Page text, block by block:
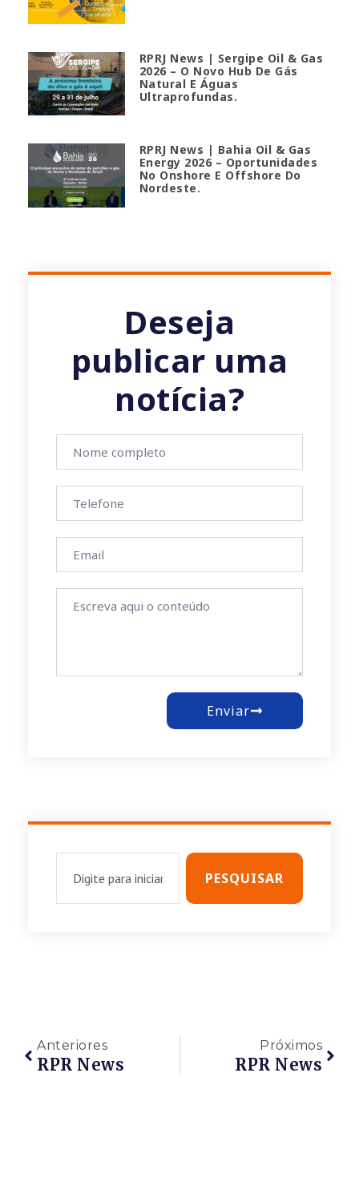
RPRJ News | Sergipe Oil & Gas
2026 – O Novo Hub De Gás
Natural E Águas
Ultraprofundas.
RPRJ News | Bahia Oil & Gas
Energy 2026 – Oportunidades
No Onshore E Offshore Do
Nordeste.
Deseja
publicar uma
notícia?
Enviar
PESQUISAR
Anteriores
RPR News
Próximos
RPR News